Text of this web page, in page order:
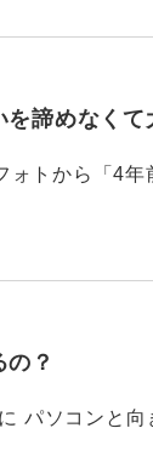
を諦めなくて
トから「4年
？
パソコンと向